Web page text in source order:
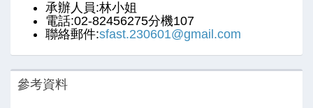
承辦人員:林小姐
電話:02-82456275分機107
聯絡郵件:sfast.230601@gmail.com
參考資料